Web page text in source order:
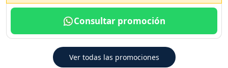
Consultar promoción
Ver todas las promociones